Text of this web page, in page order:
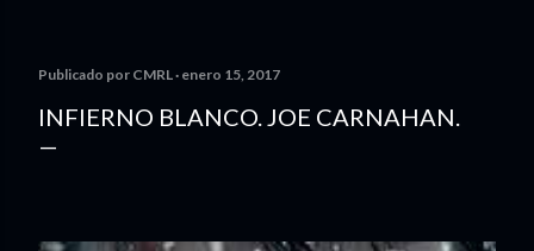
Publicado por CMRL enero 15, 2017
INFIERNO BLANCO. JOE CARNAHAN.